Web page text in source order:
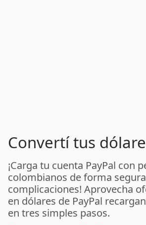
Convertí tus
¡Carga tu cuenta PayPal con
colombianos de forma
complicaciones! Aprovecha
en dólares de PayPal
en tres simples pasos.